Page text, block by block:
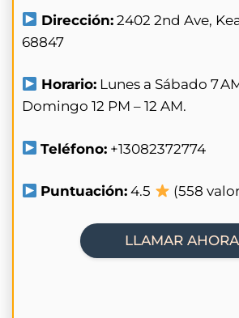
Dirección: 2402 2nd Ave,
68847
Horario: Lunes a Sábado 7
Domingo 12 PM – 12 AM.
Teléfono: +13082372774
Puntuación: 4.5 (558
LLAMAR AHORA